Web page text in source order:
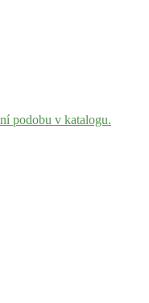
podobu v katalogu.